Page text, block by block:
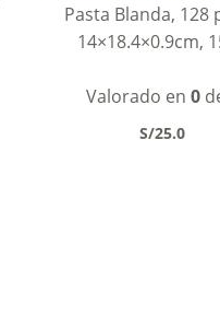
Pasta Blanda, 128
14×18.4×0.9cm,
Valorado en 0
S/25.0